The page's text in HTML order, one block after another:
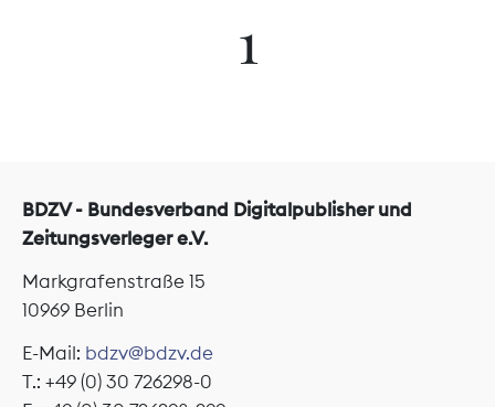
1
BDZV - Bundesverband Digitalpublisher und
Zeitungsverleger e.V.
Markgrafenstraße 15
10969 Berlin
E-Mail: bdzv@bdzv.de
T.: +49 (0) 30 726298-0